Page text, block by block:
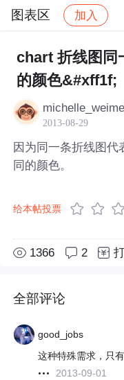
图表区 加入
社区 图表区
chart 折线图同
的颜色&#xff1f;
2013-08-29
因为同一条折线图代
同的颜色。
给本帖投票
1366 2
全部评论
good_jobs
这种特殊需求，只
2013-09-01